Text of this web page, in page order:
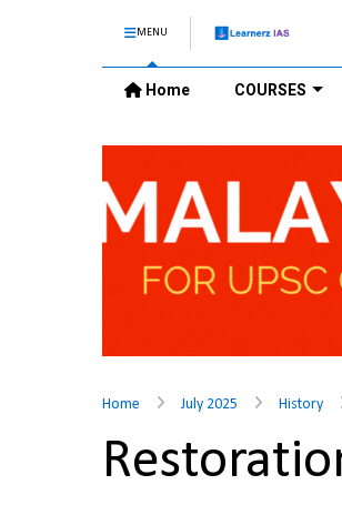
MENU
Home COURSES
Home July 2025 History